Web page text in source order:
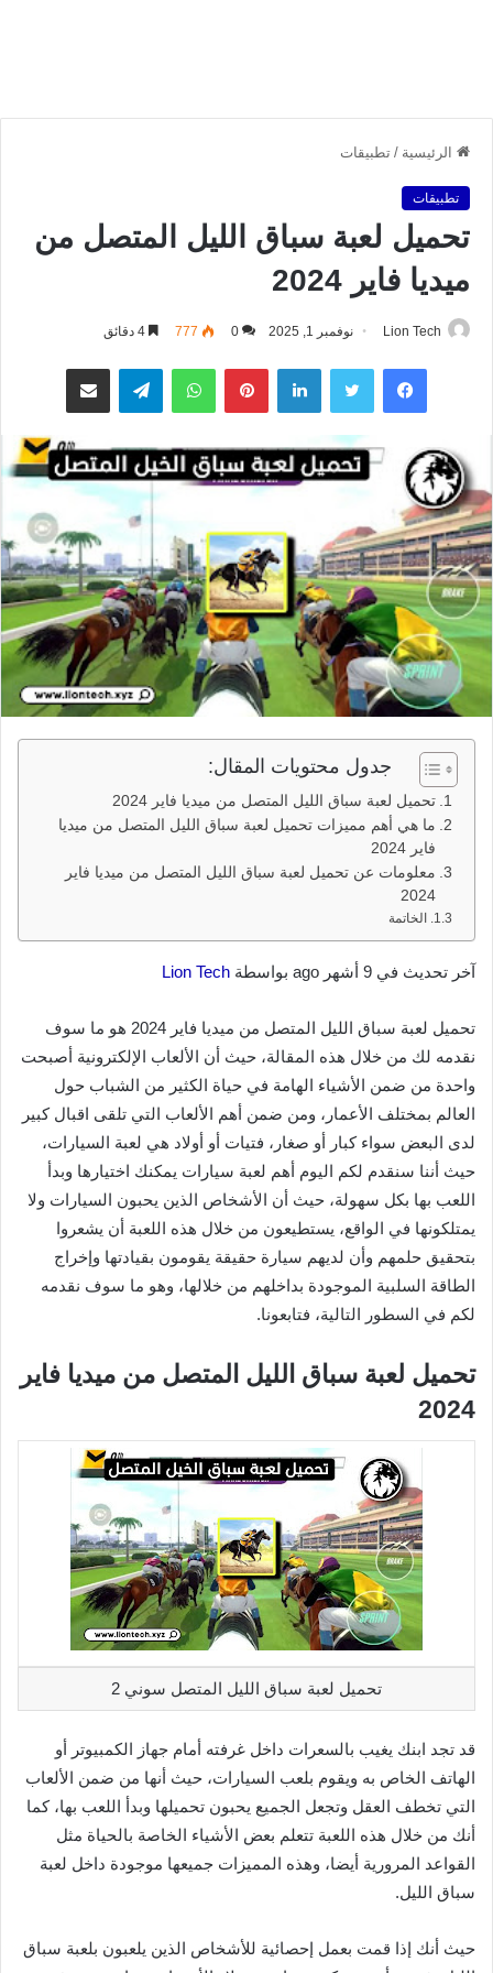
الرئيسية / تطبيقات
تطبيقات
تحميل لعبة سباق الليل المتصل من
ميديا فاير 2024
Lion Tech نوفمبر 1, 2025 0
777
فيسبوك تويتر لينكدإن بينتيريستواتساب تيلقرام مشاركة عبر البريد
جدول محتويات المقال:
تحميل لعبة سباق الليل المتصل من ميديا فاير 2024
ما هي أهم مميزات تحميل لعبة سباق الليل المتصل من ميديا
فاير 2024
معلومات عن تحميل لعبة سباق الليل المتصل من ميديا فاير
2024
الخاتمة
آخر تحديث في 9 أشهر ago بواسطة Lion Tech
تحميل لعبة سباق الليل المتصل من ميديا فاير 2024 هو ما سوف
نقدمه لك من خلال هذه المقالة، حيث أن الألعاب الإلكترونية أصبحت
واحدة من ضمن الأشياء الهامة في حياة الكثير من الشباب حول
العالم بمختلف الأعمار، ومن ضمن أهم الألعاب التي تلقى اقبال كبير
لدى البعض سواء كبار أو صغار، فتيات أو أولاد هي لعبة السيارات،
حيث أننا سنقدم لكم اليوم أهم لعبة سيارات يمكنك اختيارها وبدأ
اللعب بها بكل سهولة، حيث أن الأشخاص الذين يحبون السيارات ولا
يمتلكونها في الواقع، يستطيعون من خلال هذه اللعبة أن يشعروا
بتحقيق حلمهم وأن لديهم سيارة حقيقة يقومون بقيادتها وإخراج
الطاقة السلبية الموجودة بداخلهم من خلالها، وهو ما سوف نقدمه
لكم في السطور التالية، فتابعونا.
تحميل لعبة سباق الليل المتصل من ميديا فاير
2024
تحميل لعبة سباق الليل المتصل سوني 2
قد تجد ابنك يغيب بالسعرات داخل غرفته أمام جهاز الكمبيوتر أو
الهاتف الخاص به ويقوم بلعب السيارات، حيث أنها من ضمن الألعاب
التي تخطف العقل وتجعل الجميع يحبون تحميلها وبدأ اللعب بها، كما
أنك من خلال هذه اللعبة تتعلم بعض الأشياء الخاصة بالحياة مثل
القواعد المرورية أيضا، وهذه المميزات جميعها موجودة داخل لعبة
سباق الليل.
حيث أنك إذا قمت بعمل إحصائية للأشخاص الذين يلعبون بلعبة سباق